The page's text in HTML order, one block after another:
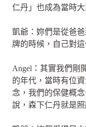
仁丹」也成為當時
凱爺：妳們是從爸
牌的時候，自己對
Angel：其實我們剛
的年代，當時有位
念，我們的保健概
說，森下仁丹就是